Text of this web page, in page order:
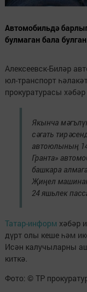
Автомобильдә
булмаган бала
Алексеевск-Биләр
юл-транспорт
прокуратурасы хәбәр
Якынча
сәгать
автоюлының
Гранта»
башкара
Җиңел
24 яшьлек
Татар-информ хәбәр
дүрт олы кеше һәм
Исән калучыларны
киткә.
Фото: © ТР